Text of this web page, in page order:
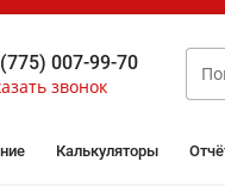
007-99-70
звонок
Калькуляторы